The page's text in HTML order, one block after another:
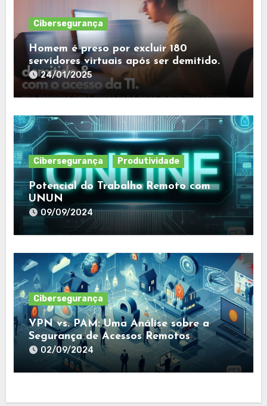
Cibersegurança
Homem é preso por excluir 180
servidores virtuais após ser demitido.
24/01/2025
Cibersegurança Produtividade
Potencial do Trabalho Remoto com
UNUN
09/09/2024
Cibersegurança
VPN vs. PAM: Uma Análise sobre a
Segurança de Acessos Remotos
02/09/2024